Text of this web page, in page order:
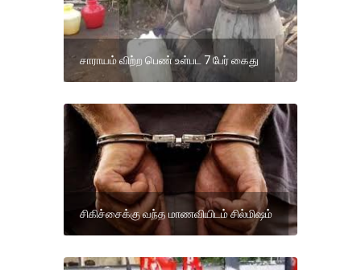
சாராயம் விற்ற பெண் உள்பட 7 பேர் கைது
சிகிச்சைக்கு வந்த மாணவியிடம் சில்மிஷம்